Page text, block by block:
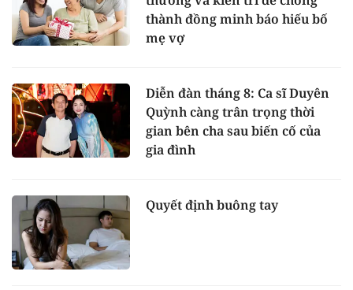
thành đồng minh báo hiếu bố
mẹ vợ
Diễn đàn tháng 8: Ca sĩ Duyên
Quỳnh càng trân trọng thời
gian bên cha sau biến cố của
gia đình
Quyết định buông tay